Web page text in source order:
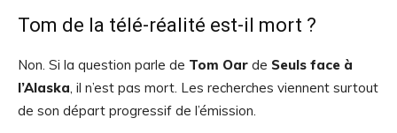
Tom de la télé-réalité est-il mort ?
Non. Si la question parle de Tom Oar de Seuls face à
l’Alaska, il n’est pas mort. Les recherches viennent surtout
de son départ progressif de l’émission.